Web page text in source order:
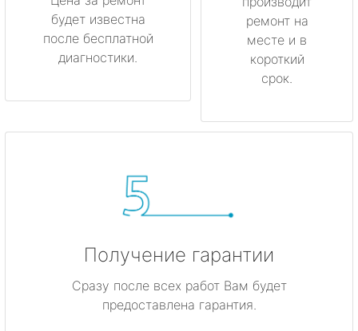
будет известна
после бесплатной
диагностики.
ремонт на
месте и в
короткий
срок.
Получение гарантии
Сразу после всех работ Вам будет
предоставлена гарантия.